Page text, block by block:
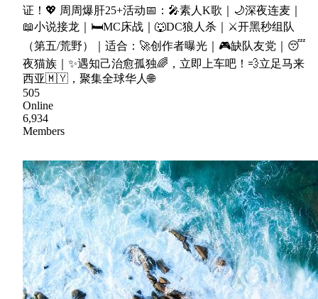
证！💖 周周爆肝25+活动📅：🎤素人K歌｜🌙深夜连麦｜
📖小说接龙｜🛏MC床战｜🐺DC狼人杀｜⚔开黑秒组队
（第五/荒野）｜适合：🚀创作者曝光｜🎮缺队友党｜😴
夜猫族｜✨遇知己治愈孤独🌈，立即上车吧！💨立足马来
西亚🇲🇾，聚集全球华人🌐
505
Online
6,934
Members